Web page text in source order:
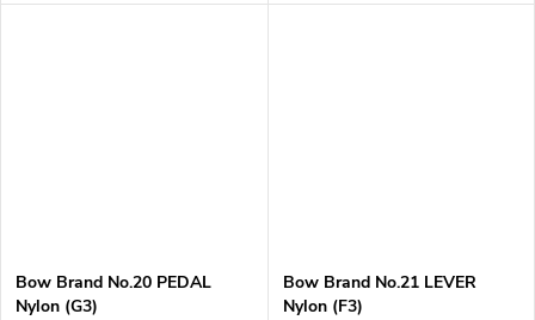
Bow Brand No.20 PEDAL
Nylon (G3)
Bow Brand No.21 LEVER
Nylon (F3)